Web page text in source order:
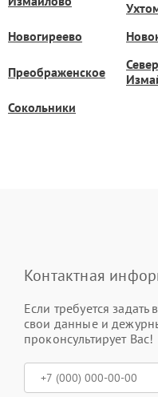
Новогиреево
Преображенское
Сокольники
Контактная
Если требуется задать
свои данные и
проконсультирует Вас!